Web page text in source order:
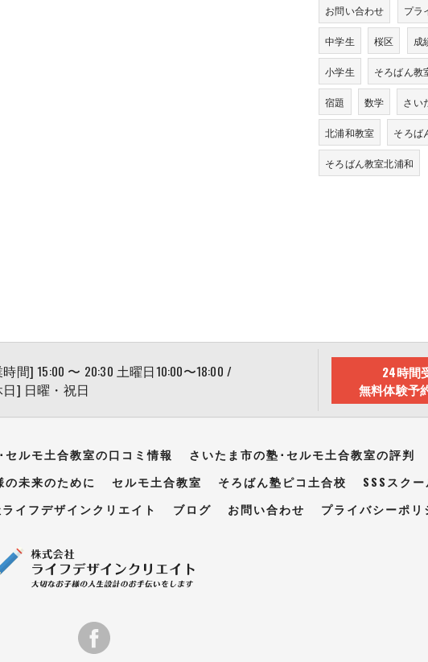
お問い合わせ プラ
中学生 桜区 成
小学生 そろばん教
宿題 数学 さい
北浦和教室 そろば
そろばん教室北浦和
間] 15:00 〜 20:30 土曜日10:00〜18:00 /
日] 日曜・祝日
24時間
無料体験予
セルモ土合教室の口コミ情報
さいたま市の塾･セルモ土合教室の評判
の未来のために セルモ土合教室 そろばん塾ピコ土合校
SSSスク
イフデザインクリエイト ブログ お問い合わせ プライバシーポリ